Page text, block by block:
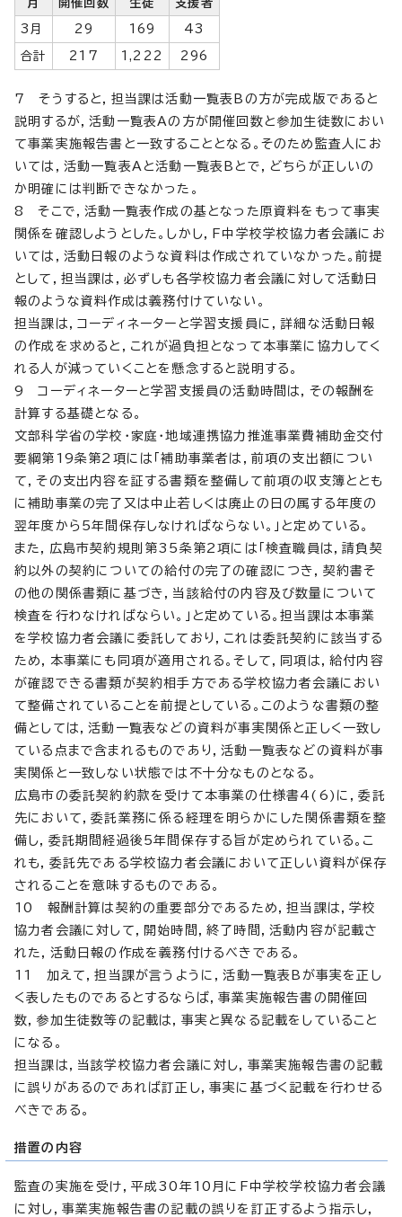
3月 29 169 43
合計 217 1,222 296
7 そうすると，担当課は活動一覧表Bの方が完成版であると
説明するが，活動一覧表Aの方が開催回数と参加生徒数におい
て事業実施報告書と一致することとなる。そのため監査人にお
いては，活動一覧表Aと活動一覧表Bとで，どちらが正しいの
か明確には判断できなかった。
8 そこで，活動一覧表作成の基となった原資料をもって事実
関係を確認しようとした。しかし，F中学校学校協力者会議にお
いては，活動日報のような資料は作成されていなかった。前提
として，担当課は，必ずしも各学校協力者会議に対して活動日
報のような資料作成は義務付けていない。
担当課は，コーディネーターと学習支援員に，詳細な活動日報
の作成を求めると，これが過負担となって本事業に協力してく
れる人が減っていくことを懸念すると説明する。
9 コーディネーターと学習支援員の活動時間は，その報酬を
計算する基礎となる。
文部科学省の学校・家庭・地域連携協力推進事業費補助金交付
要綱第19条第2項には「補助事業者は，前項の支出額につい
て，その支出内容を証する書類を整備して前項の収支簿ととも
に補助事業の完了又は中止若しくは廃止の日の属する年度の
翌年度から5年間保存しなければならない。」と定めている。
また，広島市契約規則第35条第2項には「検査職員は，請負契
約以外の契約についての給付の完了の確認につき，契約書そ
の他の関係書類に基づき，当該給付の内容及び数量について
検査を行わなければならい。」と定めている。担当課は本事業
を学校協力者会議に委託しており，これは委託契約に該当する
ため，本事業にも同項が適用される。そして，同項は，給付内容
が確認できる書類が契約相手方である学校協力者会議におい
て整備されていることを前提としている。このような書類の整
備としては，活動一覧表などの資料が事実関係と正しく一致し
ている点まで含まれるものであり，活動一覧表などの資料が事
実関係と一致しない状態では不十分なものとなる。
広島市の委託契約約款を受けて本事業の仕様書4(6)に，委託
先において，委託業務に係る経理を明らかにした関係書類を整
備し，委託期間経過後5年間保存する旨が定められている。こ
れも，委託先である学校協力者会議において正しい資料が保存
されることを意味するものである。
10 報酬計算は契約の重要部分であるため，担当課は，学校
協力者会議に対して，開始時間，終了時間，活動内容が記載さ
れた，活動日報の作成を義務付けるべきである。
11 加えて，担当課が言うように，活動一覧表Bが事実を正し
く表したものであるとするならば，事業実施報告書の開催回
数，参加生徒数等の記載は，事実と異なる記載をしていること
になる。
担当課は，当該学校協力者会議に対し，事業実施報告書の記載
に誤りがあるのであれば訂正し，事実に基づく記載を行わせる
べきである。
措置の内容
監査の実施を受け，平成30年10月にF中学校学校協力者会議
に対し，事業実施報告書の記載の誤りを訂正するよう指示し，